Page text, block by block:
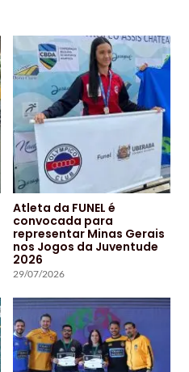
Atleta da FUNEL é
convocada para
representar Minas Gerais
nos Jogos da Juventude
2026
29/07/2026